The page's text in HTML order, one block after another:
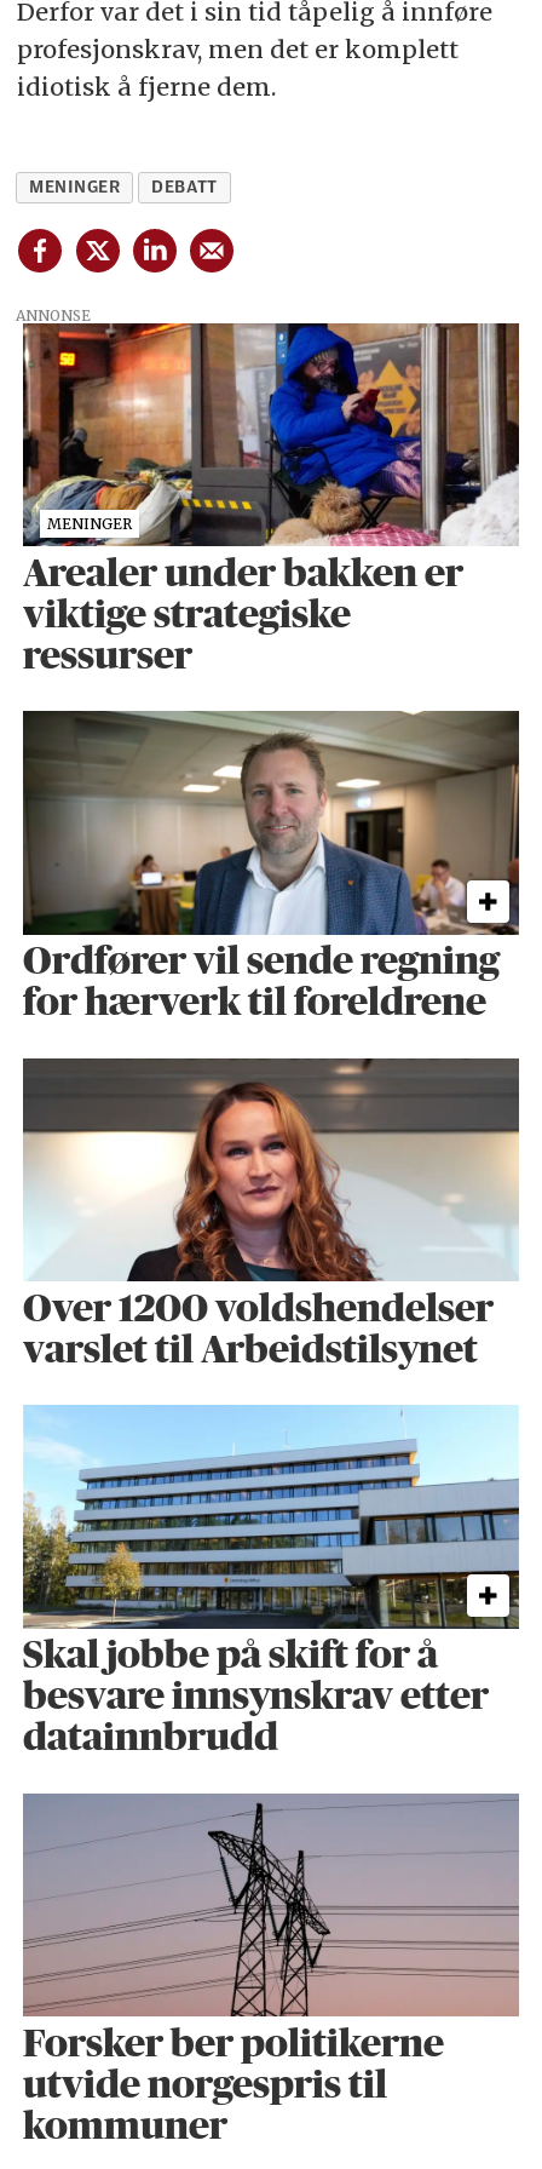
Derfor var det i sin tid tåpelig å innføre
profesjonskrav, men det er komplett
idiotisk å fjerne dem.
MENINGER DEBATT
ANNONSE
MENINGER
Arealer under bakken er
viktige strategiske
ressurser
Ordfører vil sende regning
for hærverk til foreldrene
Over 1200 voldshendelser
varslet til Arbeidstilsynet
Skal jobbe på skift for å
besvare innsynskrav etter
datainnbrudd
Forsker ber politikerne
utvide norgespris til
kommuner